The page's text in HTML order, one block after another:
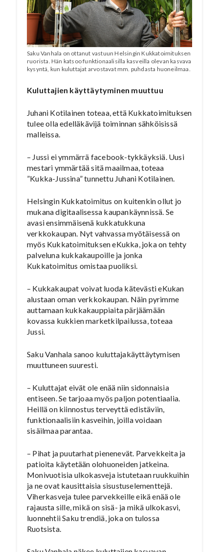
Saku Vanhala on ottanut vastuun Helsingin Kukkatoimituksen
ruorista. Hän katsoo funktionaalisilla kasveilla olevan kasvava
kysyntä, kun kuluttajat arvostavat mm. puhdasta huoneilmaa.
Kuluttajien käyttäytyminen muuttuu
Juhani Kotilainen toteaa, että Kukkatoimituksen
tulee olla edelläkävijä toiminnan sähköisissä
malleissa.
– Jussi ei ymmärrä facebook-tykkäyksiä. Uusi
mestari ymmärtää sitä maailmaa, toteaa
”Kukka-Jussina” tunnettu Juhani Kotilainen.
Helsingin Kukkatoimitus on kuitenkin ollut jo
mukana digitaalisessa kaupankäynnissä. Se
avasi ensimmäisenä kukkatukkuna
verkkokaupan. Nyt vahvassa myötäisessä on
myös Kukkatoimituksen eKukka, joka on tehty
palveluna kukkakaupoille ja jonka
Kukkatoimitus omistaa puoliksi.
– Kukkakaupat voivat luoda kätevästi eKukan
alustaan oman verkkokaupan. Näin pyrimme
auttamaan kukkakauppiaita pärjäämään
kovassa kukkien marketkilpailussa, toteaa
Jussi.
Saku Vanhala sanoo kuluttajakäyttäytymisen
muuttuneen suuresti.
– Kuluttajat eivät ole enää niin sidonnaisia
entiseen. Se tarjoaa myös paljon potentiaalia.
Heillä on kiinnostus terveyttä edistäviin,
funktionaalisiin kasveihin, joilla voidaan
sisäilmaa parantaa.
– Pihat ja puutarhat pienenevät. Parvekkeita ja
patioita käytetään olohuoneiden jatkeina.
Monivuotisia ulkokasveja istutetaan ruukkuihin
ja ne ovat kausittaisia sisustuselementtejä.
Viherkasveja tulee parvekkeille eikä enää ole
rajausta sille, mikä on sisä- ja mikä ulkokasvi,
luonnehtii Saku trendiä, joka on tulossa
Ruotsista.